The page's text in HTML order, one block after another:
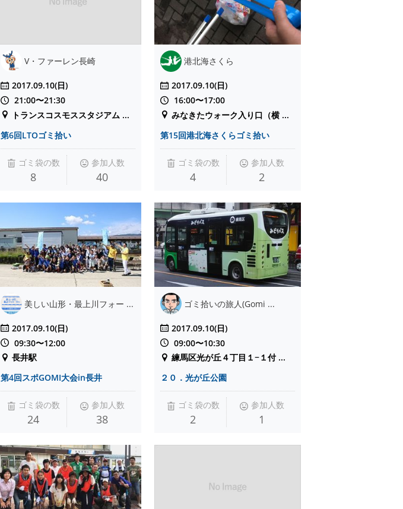
V・ファーレン長崎
2017.09.10(日)
21:00〜21:30
トランスコスモススタジアム ...
第6回LTOゴミ拾い
ゴミ袋の数
8
参加人数
40
港北海さくら
2017.09.10(日)
16:00〜17:00
みなきたウォーク入り口（横 ...
第15回港北海さくらゴミ拾い
ゴミ袋の数
4
参加人数
2
美しい山形・最上川フォー ...
2017.09.10(日)
09:30〜12:00
長井駅
第4回スポGOMI大会in長井
ゴミ袋の数
24
参加人数
38
ゴミ拾いの旅人(Gomi ...
2017.09.10(日)
09:00〜10:30
練馬区光が丘４丁目１−１付 ...
２０．光が丘公園
ゴミ袋の数
2
参加人数
1